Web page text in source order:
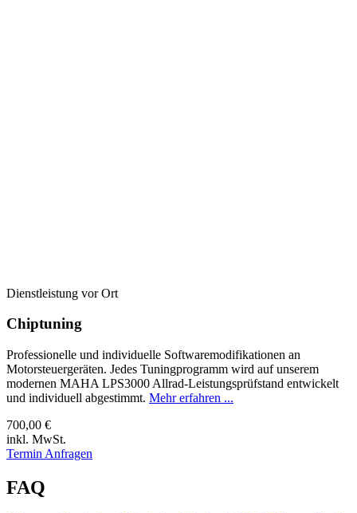
Dienstleistung vor Ort
Chiptuning
Professionelle und individuelle Softwaremodifikationen an
Motorsteuergeräten. Jedes Tuningprogramm wird auf unserem
modernen MAHA LPS3000 Allrad-Leistungsprüfstand entwickelt
und individuell abgestimmt. Mehr erfahren ...
700,00 €
inkl. MwSt.
Termin Anfragen
FAQ